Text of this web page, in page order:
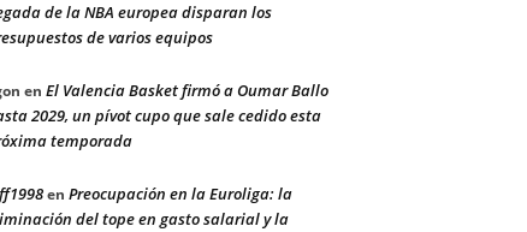
de la NBA europea disparan los
de varios equipos
en El Valencia Basket firmó a Oumar Ballo
2029, un pívot cupo que sale cedido esta
temporada
en Preocupación en la Euroliga: la
del tope en gasto salarial y la